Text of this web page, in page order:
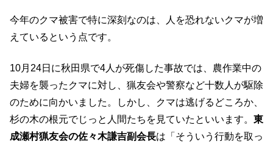
今年のクマ被害で特に深刻なのは、人を恐れないクマが増
えているという点です。
10月24日に秋田県で4人が死傷した事故では、農作業中の
夫婦を襲ったクマに対し、猟友会や警察など十数人が駆除
のために向かいました。しかし、クマは逃げるどころか、
杉の木の根元でじっと人間たちを見ていたといいます。 東
成瀬村猟友会の佐々木謙吉副会長は「そういう行動を取っ